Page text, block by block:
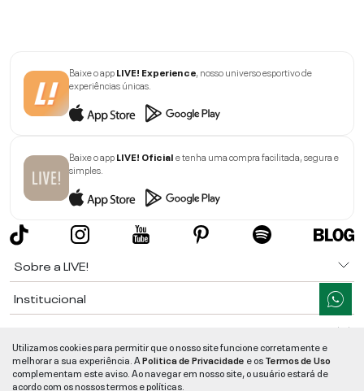
Baixe o appLIVE! Experience , nosso universo esportivo de
experiências únicas.
Baixe o appLIVE! Oficiale tenha uma compra facilitada, segura e
simples.
Sobre a LIVE!
Institucional
Ajuda
Utilizamos cookies para permitir que o nosso site funcione corretamente e
melhorar a sua experiência. APolitica de Privacidade e osTermos de Uso
complementam este aviso. Ao navegar em nosso site, o usuário estará de
acordo com os nossos termos e políticas.